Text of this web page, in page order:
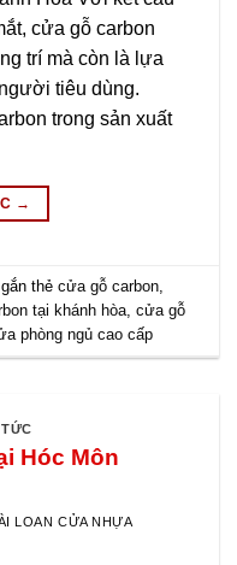
cửa gỗ carbon
trí mà còn là lựa
tiêu dùng.
trong sản xuất
→
thẻcửa gỗ carbon
tại khánh hòa ,cửa gỗ
phòng ngủ cao cấp
Hóc Môn
LOAN CỬA NHỰA